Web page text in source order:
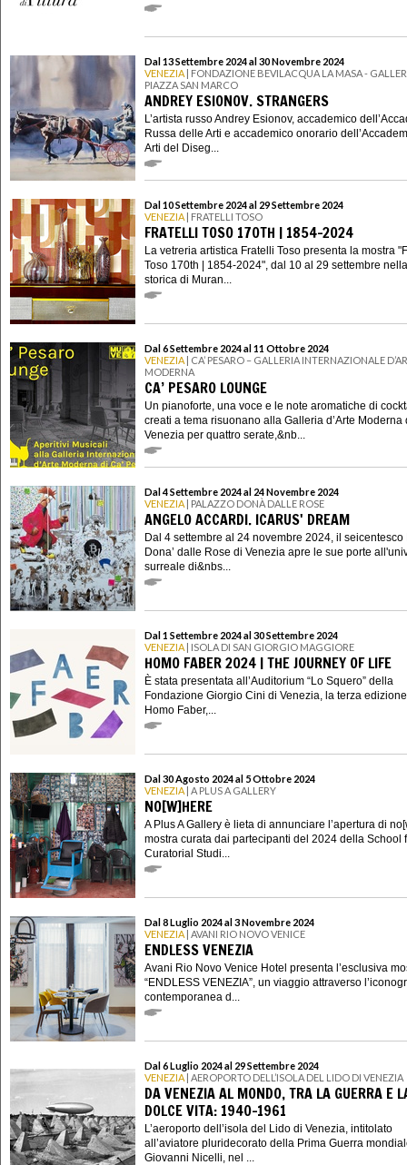
Dal 13 Settembre 2024 al 30 Novembre 2024
VENEZIA | FONDAZIONE BEVILACQUA LA MASA -
PIAZZA SAN MARCO
ANDREY ESIONOV. STRANGERS
L’artista russo Andrey Esionov, accademico
Russa delle Arti e accademico onorario
Arti del Diseg...
Dal 10 Settembre 2024 al 29 Settembre 2024
VENEZIA | FRATELLI TOSO
FRATELLI TOSO 170TH | 1854-2024
La vetreria artistica Fratelli Toso presenta la mostra
Toso 170th | 1854-2024", dal 10 al 29 settembre
storica di Muran...
Dal 6 Settembre 2024 al 11 Ottobre 2024
VENEZIA | CA’ PESARO – GALLERIA INTERNAZIONALE
MODERNA
CA’ PESARO LOUNGE
Un pianoforte, una voce e le note aromatiche di
creati a tema risuonano alla Galleria d’Arte Moderna
Venezia per quattro serate,&nb...
Dal 4 Settembre 2024 al 24 Novembre 2024
VENEZIA | PALAZZO DONÀ DALLE ROSE
ANGELO ACCARDI. ICARUS' DREAM
Dal 4 settembre al 24 novembre 2024, il seicentesco
Dona’ dalle Rose di Venezia apre le sue porte
surreale di&nbs...
Dal 1 Settembre 2024 al 30 Settembre 2024
VENEZIA | ISOLA DI SAN GIORGIO MAGGIORE
HOMO FABER 2024 | THE JOURNEY OF LIFE
È stata presentata all’Auditorium “Lo Squero” della
Fondazione Giorgio Cini di Venezia, la terza
Homo Faber,...
Dal 30 Agosto 2024 al 5 Ottobre 2024
VENEZIA | A PLUS A GALLERY
NO[W]HERE
A Plus A Gallery è lieta di annunciare l’apertura di
mostra curata dai partecipanti del 2024 della School
Curatorial Studi...
Dal 8 Luglio 2024 al 3 Novembre 2024
VENEZIA | AVANI RIO NOVO VENICE
ENDLESS VENEZIA
Avani Rio Novo Venice Hotel presenta l’esclusiva
“ENDLESS VENEZIA”, un viaggio attraverso
contemporanea d...
Dal 6 Luglio 2024 al 29 Settembre 2024
VENEZIA | AEROPORTO DELL’ISOLA DEL LIDO DI VENEZIA
DA VENEZIA AL MONDO, TRA LA GUERRA E
DOLCE VITA: 1940-1961
L’aeroporto dell’isola del Lido di Venezia, intitolato
all’aviatore pluridecorato della Prima Guerra
Giovanni Nicelli, nel ...